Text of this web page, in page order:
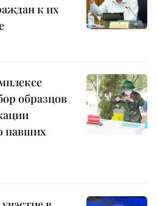
к их
образцов
павших